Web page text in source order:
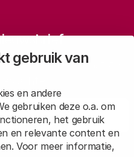
gebruik van
en andere
gebruiken deze o.a. om
het gebruik
en relevante content en
Voor meer informatie,
van ons laatste
achter.
Aanmelden
deze gegevens verwerken.